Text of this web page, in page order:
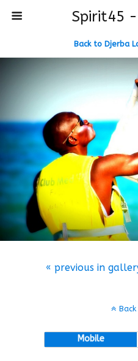
Spirit45
Back to Djerba
« previous in
Mobile